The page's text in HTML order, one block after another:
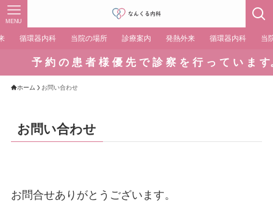
MENU
循環器内科 当院の場所 診療案内 発熱外来 循環器内科 当
予 約 の 患 者 様 優 先 で 診 察 を 行 っ て い ま す
ホーム お問い合わせ
お問い合わせ
お問合せありがとうございます。